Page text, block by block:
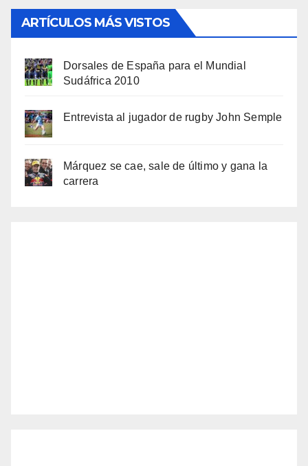
ARTÍCULOS MÁS VISTOS
Dorsales de España para el Mundial
Sudáfrica 2010
Entrevista al jugador de rugby John Semple
Márquez se cae, sale de último y gana la
carrera